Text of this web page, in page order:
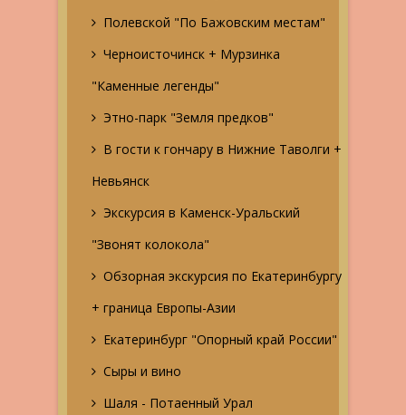
Полевской "По Бажовским местам"
Черноисточинск + Мурзинка
"Каменные легенды"
Этно-парк "Земля предков"
В гости к гончару в Нижние Таволги +
Невьянск
Экскурсия в Каменск-Уральский
"Звонят колокола"
Обзорная экскурсия по Екатеринбургу
+ граница Европы-Азии
Екатеринбург "Опорный край России"
Сыры и вино
Шаля - Потаенный Урал